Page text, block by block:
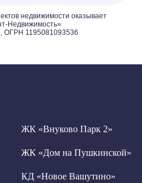
ЖК «Внуково Парк 2»
ЖК «Дом на Пушкинской»
КД «Новое Вашутино»